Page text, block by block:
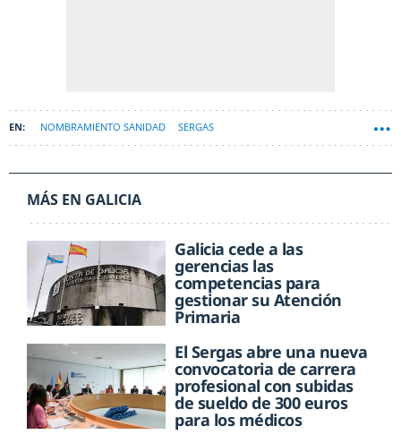
NOMBRAMIENTO SANIDAD SERGAS
MÁS EN GALICIA
Galicia cede a las
gerencias las
competencias para
gestionar su Atención
Primaria
El Sergas abre una nueva
convocatoria de carrera
profesional con subidas
de sueldo de 300 euros
para los médicos